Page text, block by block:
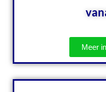
Meer